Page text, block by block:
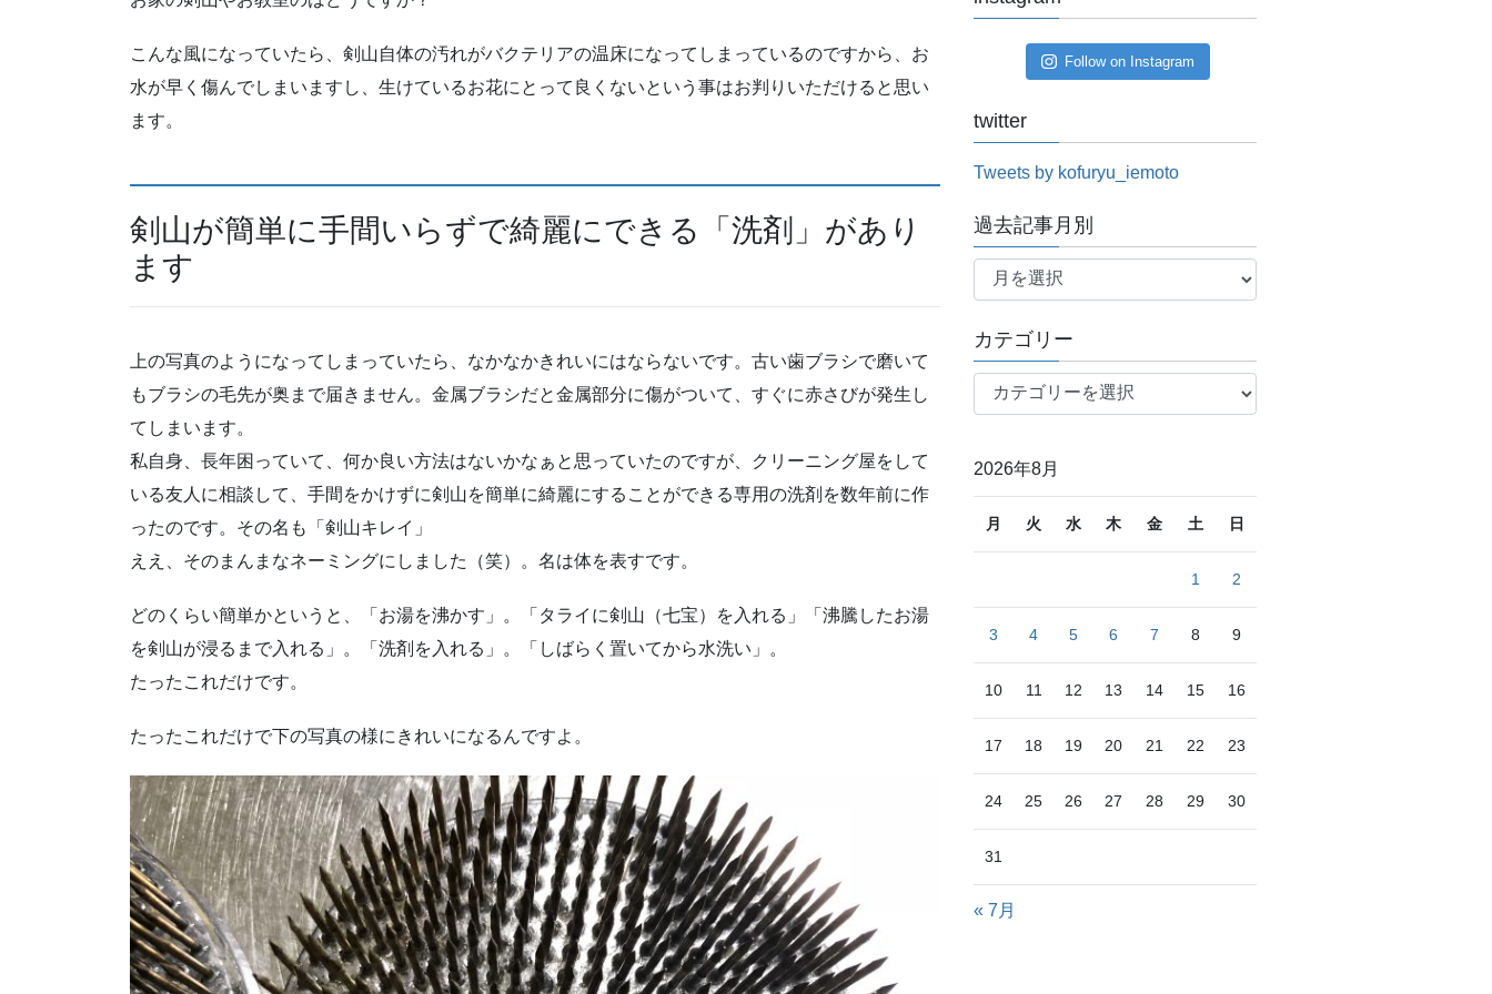
こんな風になっていたら、剣山自体の汚れがバクテリアの温床になってしまっているのですから、お
水が早く傷んでしまいますし、生けているお花にとって良くないという事はお判りいただけると思い
ます。
剣山が簡単に手間いらずで綺麗にできる「洗剤」があり
ます
上の写真のようになってしまっていたら、なかなかきれいにはならないです。古い歯ブラシで磨いて
もブラシの毛先が奥まで届きません。金属ブラシだと金属部分に傷がついて、すぐに赤さびが発生し
てしまいます。
私自身、長年困っていて、何か良い方法はないかなぁと思っていたのですが、クリーニング屋をして
いる友人に相談して、手間をかけずに剣山を簡単に綺麗にすることができる専用の洗剤を数年前に作
ったのです。その名も「剣山キレイ」
ええ、そのまんまなネーミングにしました（笑）。名は体を表すです。
どのくらい簡単かというと、「お湯を沸かす」。「タライに剣山（七宝）を入れる」「沸騰したお湯
を剣山が浸るまで入れる」。「洗剤を入れる」。「しばらく置いてから水洗い」。
たったこれだけです。
たったこれだけで下の写真の様にきれいになるんですよ。
Follow on Instagram
twitter
Tweets by kofuryu_iemoto
過去記事月別
過
事
月
カテゴリー
テ
リ
2026年8月
月 火 水 木 金 土 日
1 2
3 4 5 6 7 8 9
10 11 12 13 14 15 16
17 18 19 20 21 22 23
24 25 26 27 28 29 30
31
« 7月